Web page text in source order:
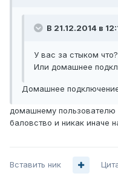
В 21.12.2014 в
У вас за стыком
Или домашнее
Домашнее
домашнему пользователю
баловство и никак иначе
Вставить ник